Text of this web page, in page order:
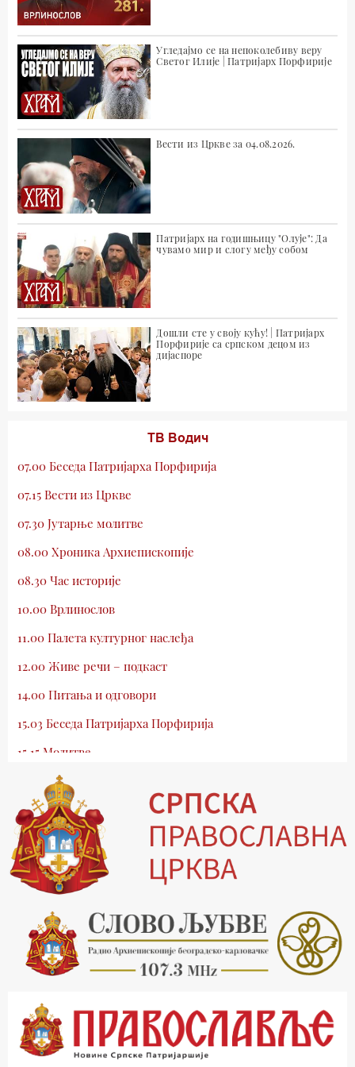
Угледајмо се на непоколебиву веру
Светог Илије | Патријарх Порфирије
Вести из Цркве за 04.08.2026.
Патријарх на годишњицу "Олује": Да
чувамо мир и слогу међу собом
Дошли сте у своју кућу! | Патријарх
Порфирије са српском децом из
дијаспоре
ТВ Водич
07.00 Беседа Патријарха Порфирија
07.15 Вести из Цркве
07.30 Јутарње молитве
08.00 Хроника Архиепископије
08.30 Час историје
10.00 Врлинослов
11.00 Палета културног наслеђа
12.00 Живе речи – подкаст
14.00 Питања и одговори
15.03 Беседа Патријарха Порфирија
15.15 Молитве
15.30 Млади у Цркви
16.03 Српски јерарси
16.30 Хроника Архиепископије
17.03 Фолклор магазин
17.30 Тврђаве Дунава
18.03 Кроз историју Београда
18.30 Врлинослов
19.40 Вечерње молитве
20.00 Вести из Цркве
20.15 Реч Архијереја